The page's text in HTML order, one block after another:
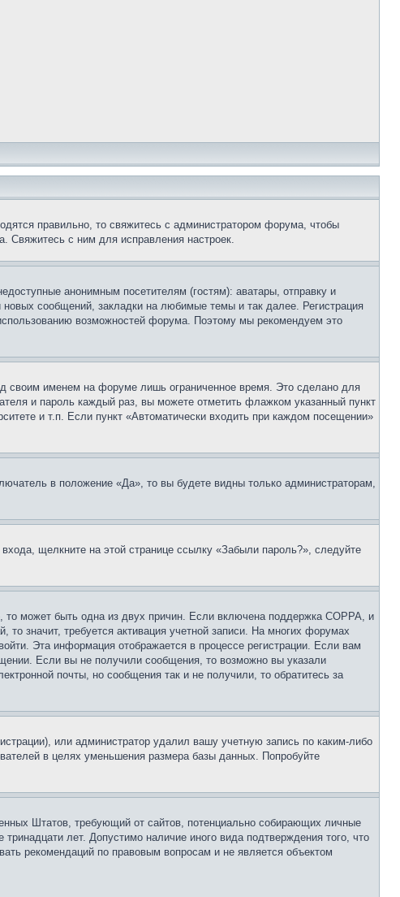
правильно, то свяжитесь с администратором форума, чтобы
Свяжитесь с ним для исправления настроек.
анонимным посетителям (гостям): аватары, отправку и
сообщений, закладки на любимые темы и так далее. Регистрация
возможностей форума. Поэтому мы рекомендуем это
своим именем на форуме лишь ограниченное время. Это сделано для
и пароль каждый раз, вы можете отметить флажком указанный пункт
и т.п. Если пункт «Автоматически входить при каждом посещении»
в положение «Да», то вы будете видны только администраторам,
щелкните на этой странице ссылку «Забыли пароль?», следуйте
может быть одна из двух причин. Если включена поддержка COPPA, и
значит, требуется активация учетной записи. На многих форумах
Эта информация отображается в процессе регистрации. Если вам
Если вы не получили сообщения, то возможно вы указали
почты, но сообщения так и не получили, то обратитесь за
или администратор удалил вашу учетную запись по каким-либо
в целях уменьшения размера базы данных. Попробуйте
Штатов, требующий от сайтов, потенциально собирающих личные
лет. Допустимо наличие иного вида подтверждения того, что
рекомендаций по правовым вопросам и не является объектом